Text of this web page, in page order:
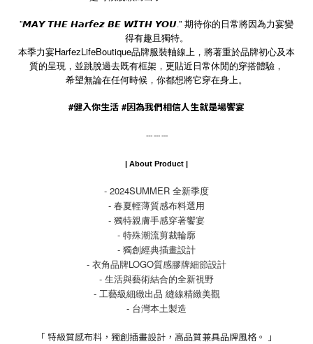
”𝙈𝘼𝙔 𝙏𝙃𝙀 𝙃𝙖𝙧𝙛𝙚𝙯 𝘽𝙀 𝙒𝙄𝙏𝙃 𝙔𝙊𝙐.” 期待你的日常將因為力宴變
得有趣且獨特。
本季力宴HarfezLifeBoutique品牌服裝軸線上，將著重於品牌初心及本
質的呈現， 並跳脫過去既有框架，更貼近日常休閒的穿搭體驗，
希望無論在任何時候，你都想將它穿在身上。
#健入你生活 #因為我們相信人生就是場饗宴
--- --- ---
| About Product |
- 2024SUMMER 全新季度
- 春夏輕薄質感布料選用
- 獨特親膚手感穿著饗宴
- 特殊潮流剪裁輪廓
- 獨創經典插畫設計
- 衣角品牌LOGO質感膠牌細節設計
- 生活與藝術結合的全新視野
- 工藝級細緻出品 縫線精緻美觀
- 台灣本土製造
「 特級質感布料，獨創插畫設計，高品質兼具品牌風格。 」